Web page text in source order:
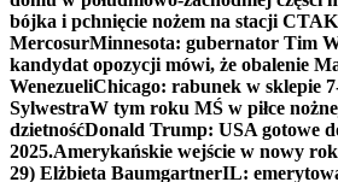
bójka i pchnięcie nożem na stacji CTA
MercosurMinnesota: gubernator Tim
kandydat opozycji mówi, że obalenie
WenezueliChicago: rabunek w sklepie
SylwestraW tym roku MŚ w piłce
dzietnośćDonald Trump: USA gotowe
2025.Amerykańskie wejście w nowy rok
29) Elżbieta BaumgartnerIL: